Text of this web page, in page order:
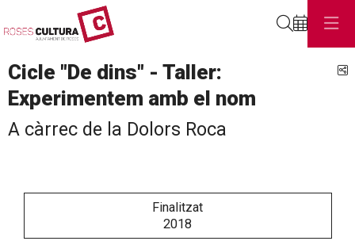
Cicle "De dins" - Taller:
Experimentem amb el nom
A càrrec de la Dolors Roca
Finalitzat
2018